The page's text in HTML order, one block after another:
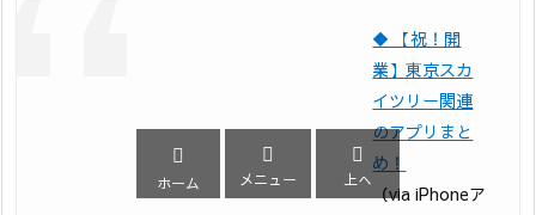
◆ 【祝！開
業】東京スカ
イツリー関連
のアプリまと
め！
（via iPhoneア

ホーム

メニュー

上へ